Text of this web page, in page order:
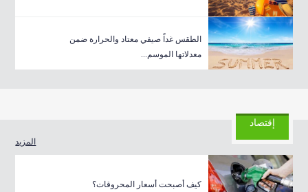
الطقس غداً صيفي معتاد والحرارة ضمن
معدلاتها الموسم...
إقتصاد
المزيد
كيف أصبحت أسعار المحروقات؟